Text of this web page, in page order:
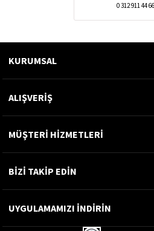
0 312 911 44 66
KURUMSAL
ALIŞVERİŞ
MÜŞTERİ HİZMETLERİ
BİZİ TAKİP EDİN
UYGULAMAMIZI İNDİRİN